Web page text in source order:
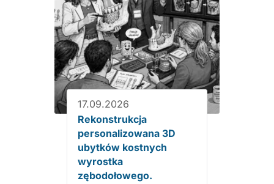
17.09.2026
Rekonstrukcja
personalizowana 3D
ubytków kostnych
wyrostka
zębodołowego.